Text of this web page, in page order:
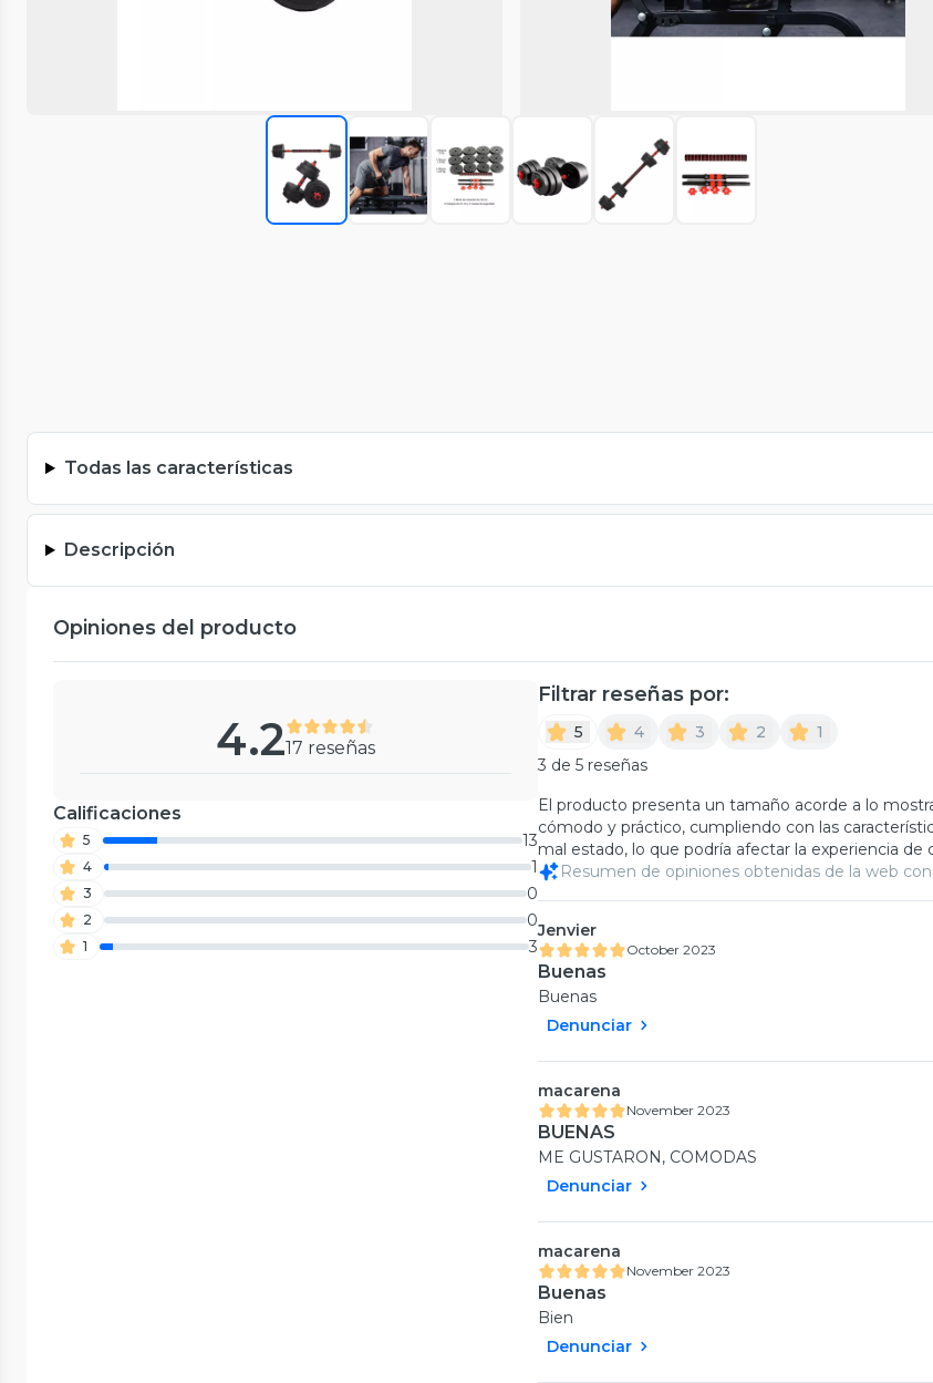
Todas las características
Descripción
Opiniones del producto
4.217 reseñas
Calificaciones
5 13
4 1
3 0
2 0
1 3
Filtrar reseñas por:
5 4 3 2
1
3 de 5 reseñas
El producto presenta un tamaño acorde a lo
cómodo y práctico, cumpliendo con las
mal estado, lo que podría afectar la experiencia de
Resumen de opiniones obtenidas de la web
Jenvier
October 2023
Buenas
Buenas
Denunciar
macarena
November 2023
BUENAS
ME GUSTARON, COMODAS
Denunciar
macarena
November 2023
Buenas
Bien
Denunciar